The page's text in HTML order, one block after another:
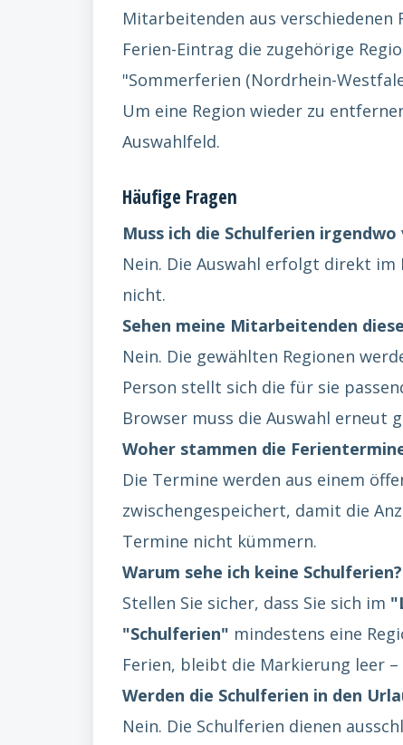
Mitarbeitenden aus verschiedenen
Ferien-Eintrag die zugehörige
"Sommerferien (Nordrhein-
Um eine Region wieder zu
Auswahlfeld.
Häufige Fragen
Muss ich die Schulferien
Nein. Die Auswahl erfolgt direkt
nicht.
Sehen meine Mitarbeitenden
Nein. Die gewählten Regionen
Person stellt sich die für sie
Browser muss die Auswahl erneut
Woher stammen die
Die Termine werden aus einem
zwischengespeichert, damit die
Termine nicht kümmern.
Warum sehe ich keine Schulferien?
Stellen Sie sicher, dass Sie sich im
"Schulferien" mindestens eine
Ferien, bleibt die Markierung leer
Werden die Schulferien in den
Nein. Die Schulferien dienen